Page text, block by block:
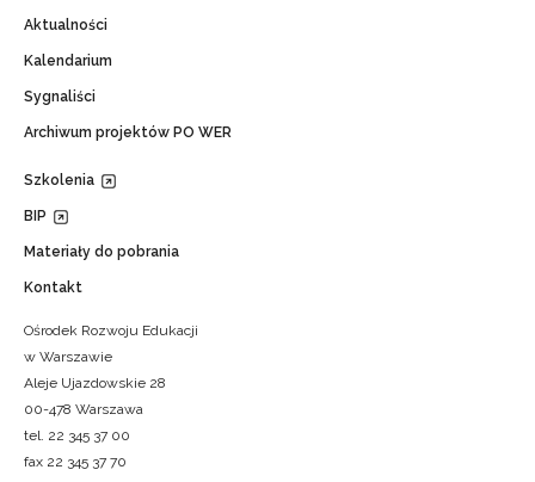
Aktualności
Kalendarium
Sygnaliści
Archiwum projektów PO WER
Szkolenia
BIP
Materiały do pobrania
Kontakt
Ośrodek Rozwoju Edukacji
w Warszawie
Aleje Ujazdowskie 28
00-478 Warszawa
tel. 22 345 37 00
fax 22 345 37 70